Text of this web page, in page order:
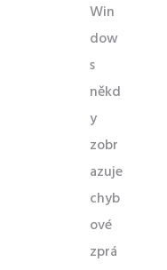
Win
dow
s
někd
y
zobr
azuje
chyb
ové
zprá